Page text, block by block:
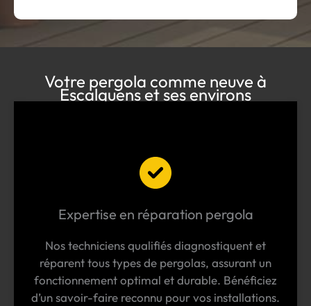
Votre pergola comme neuve à
Escalquens et ses environs
Expertise en réparation pergola
Nos techniciens qualifiés diagnostiquent et
réparent tous types de pergolas, assurant un
fonctionnement optimal et durable. Bénéficiez
d’un savoir-faire reconnu pour vos installations.